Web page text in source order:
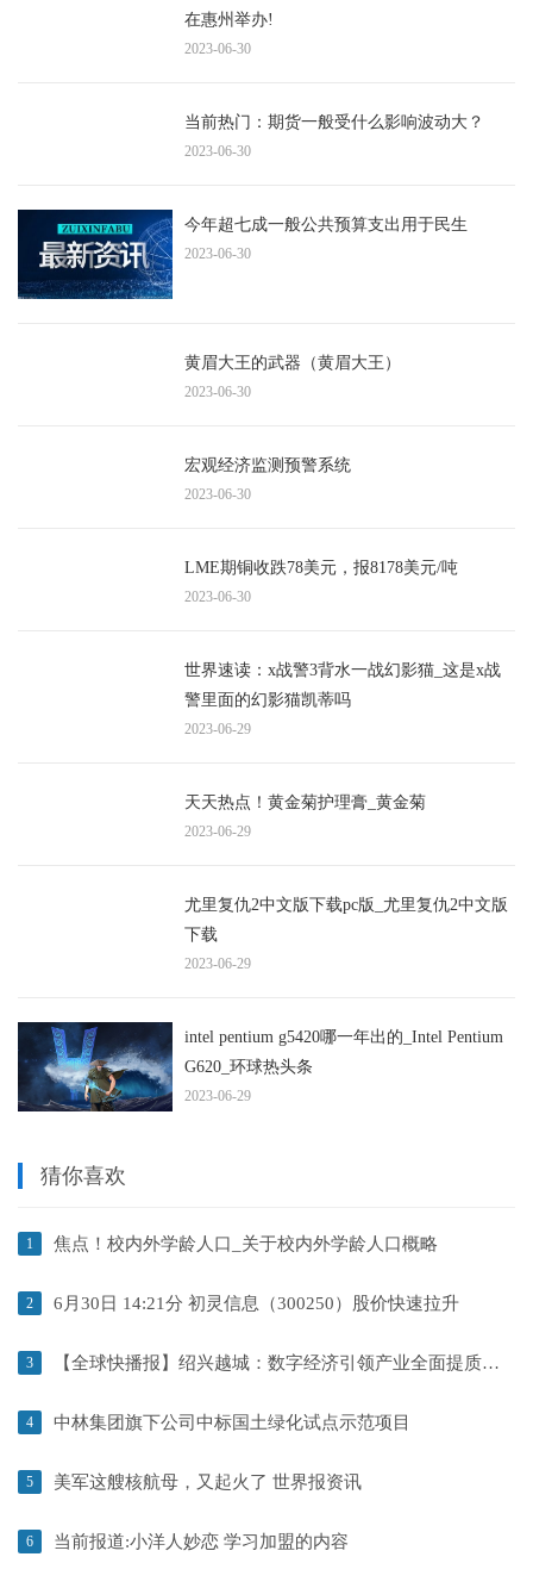
在惠州举办!
2023-06-30
当前热门：期货一般受什么影响波动大？
2023-06-30
今年超七成一般公共预算支出用于民生
2023-06-30
黄眉大王的武器（黄眉大王）
2023-06-30
宏观经济监测预警系统
2023-06-30
LME期铜收跌78美元，报8178美元/吨
2023-06-30
世界速读：x战警3背水一战幻影猫_这是x战
警里面的幻影猫凯蒂吗
2023-06-29
天天热点！黄金菊护理膏_黄金菊
2023-06-29
尤里复仇2中文版下载pc版_尤里复仇2中文版
下载
2023-06-29
intel pentium g5420哪一年出的_Intel Pentium
G620_环球热头条
2023-06-29
猜你喜欢
1 焦点！校内外学龄人口_关于校内外学龄人口概略
2 6月30日 14:21分 初灵信息（300250）股价快速拉升
3 【全球快播报】绍兴越城：数字经济引领产业全面提质增效
4 中林集团旗下公司中标国土绿化试点示范项目
5 美军这艘核航母，又起火了 世界报资讯
6 当前报道:小洋人妙恋 学习加盟的内容